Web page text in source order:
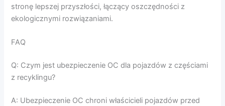
stronę lepszej przyszłości, łączący oszczędności z
ekologicznymi rozwiązaniami.
FAQ
Q: Czym jest ubezpieczenie OC dla pojazdów z częściami
z recyklingu?
A: Ubezpieczenie OC chroni właścicieli pojazdów przed